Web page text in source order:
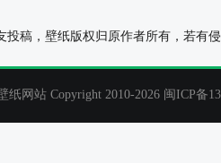
投稿，壁纸版权归原作者所有，若
纸网站 Copyright 2010-2026 闽ICP备